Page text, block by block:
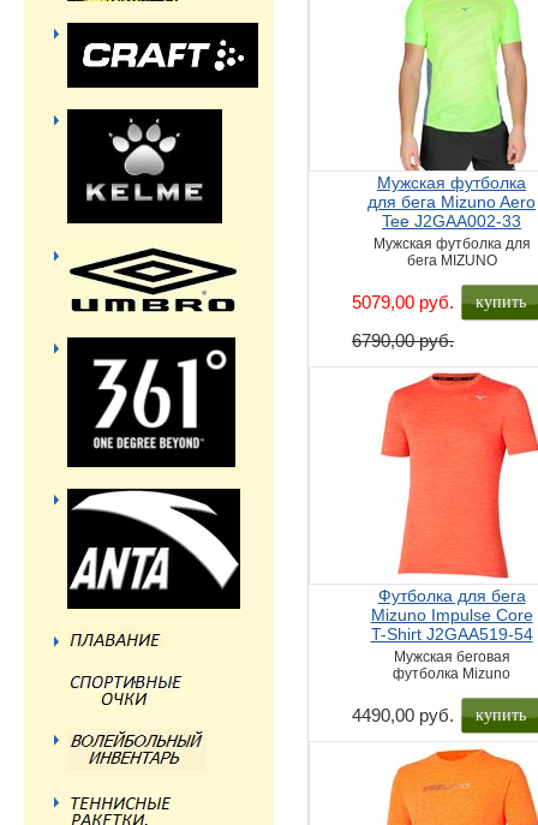
Мужская футболка
для бега Mizuno Aero
Tee J2GAA002-33
Мужская футболка для
бега MIZUNO
5079,00 руб.
6790,00 руб.
купить
Футболка для бега
Mizuno Impulse Core
T-Shirt J2GAA519-54
Мужская беговая
футболка Mizuno
4490,00 руб. купить